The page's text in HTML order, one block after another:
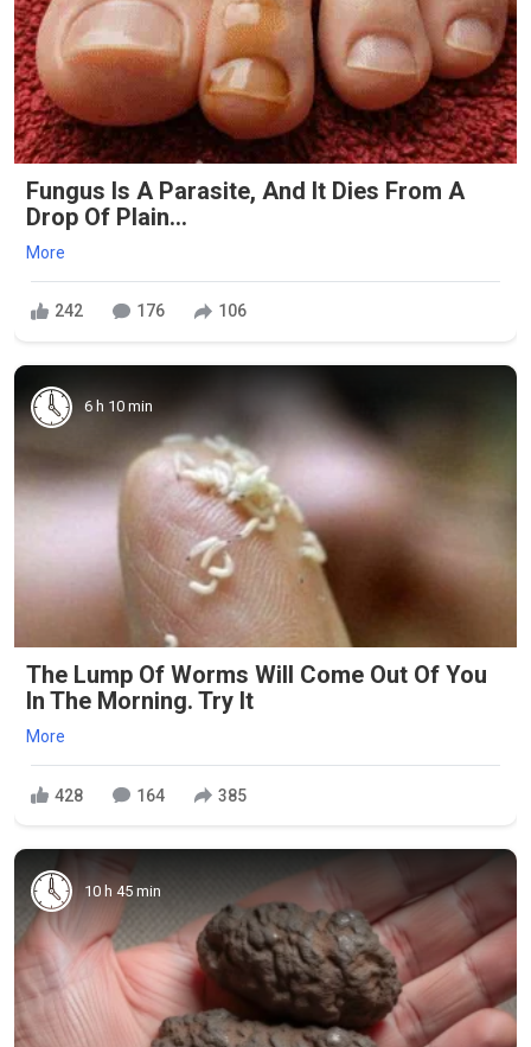
Fungus Is A Parasite, And It Dies From A
Drop Of Plain...
More
242 176 106
6 h 10 min
The Lump Of Worms Will Come Out Of You
In The Morning. Try It
More
428 164 385
10 h 45 min